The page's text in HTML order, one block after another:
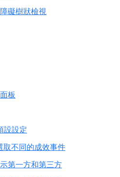
礙樹狀檢視
板
設設定
取不同的成效事件
第一方和第三方